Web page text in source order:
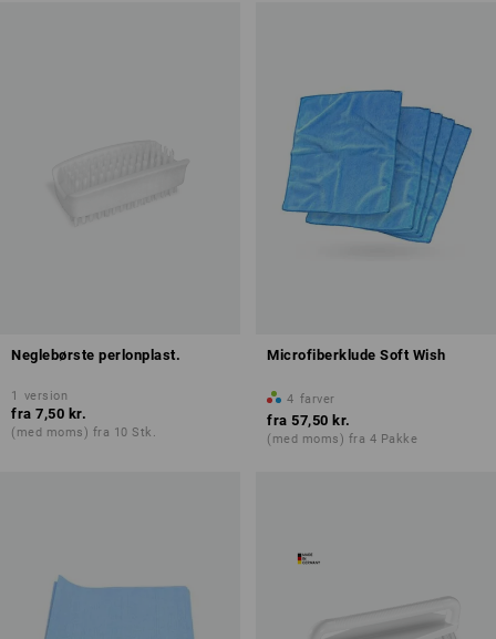
Neglebørste perlonplast.
1 version
fra 7,50 kr.
(med moms) fra 10 Stk.
Microfiberklude Soft Wish
4 farver
fra 57,50 kr.
(med moms) fra 4 Pakke